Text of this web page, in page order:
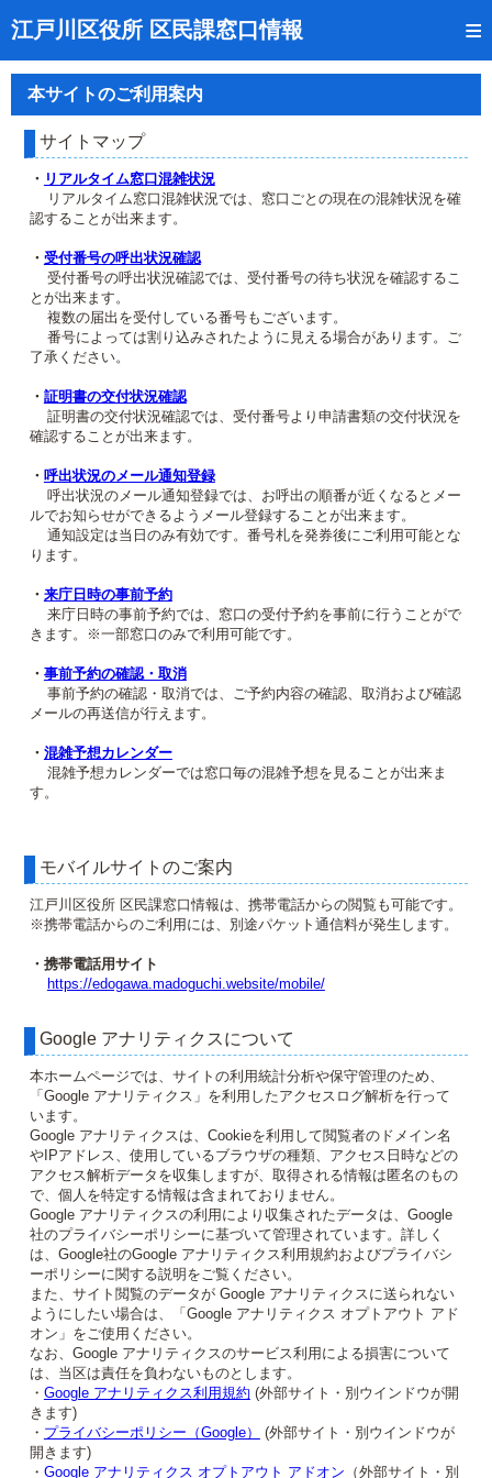
江戸川区役所 区民課窓口情報
トップページ
受付番号の呼出状況確認
証明書の交付状況確認
呼出状況のメール通知登録
来庁日時の事前予約
事前予約の確認・取消
混雑予想カレンダー
本サイトのご利用案内
本サイトのご利用案内
サイトマップ
・ リアルタイム窓口混雑状況
リアルタイム窓口混雑状況では、窓口ごとの現在の混雑状況を確
認することが出来ます。
・ 受付番号の呼出状況確認
受付番号の呼出状況確認では、受付番号の待ち状況を確認するこ
とが出来ます。
複数の届出を受付している番号もございます。
番号によっては割り込みされたように見える場合があります。ご
了承ください。
・ 証明書の交付状況確認
証明書の交付状況確認では、受付番号より申請書類の交付状況を
確認することが出来ます。
・ 呼出状況のメール通知登録
呼出状況のメール通知登録では、お呼出の順番が近くなるとメー
ルでお知らせができるようメール登録することが出来ます。
通知設定は当日のみ有効です。番号札を発券後にご利用可能とな
ります。
・ 来庁日時の事前予約
来庁日時の事前予約では、窓口の受付予約を事前に行うことがで
きます。※一部窓口のみで利用可能です。
・ 事前予約の確認・取消
事前予約の確認・取消では、ご予約内容の確認、取消および確認
メールの再送信が行えます。
・ 混雑予想カレンダー
混雑予想カレンダーでは窓口毎の混雑予想を見ることが出来ま
す。
モバイルサイトのご案内
江戸川区役所 区民課窓口情報は、携帯電話からの閲覧も可能です。
※携帯電話からのご利用には、別途パケット通信料が発生します。
・携帯電話用サイト
https://edogawa.madoguchi.website/mobile/
Google アナリティクスについて
本ホームページでは、サイトの利用統計分析や保守管理のため、
「Google アナリティクス」を利用したアクセスログ解析を行って
います。
Google アナリティクスは、Cookieを利用して閲覧者のドメイン名
やIPアドレス、使用しているブラウザの種類、アクセス日時などの
アクセス解析データを収集しますが、取得される情報は匿名のもの
で、個人を特定する情報は含まれておりません。
Google アナリティクスの利用により収集されたデータは、Google
社のプライバシーポリシーに基づいて管理されています。詳しく
は、Google社のGoogle アナリティクス利用規約およびプライバシ
ーポリシーに関する説明をご覧ください。
また、サイト閲覧のデータが Google アナリティクスに送られない
ようにしたい場合は、「Google アナリティクス オプトアウト アド
オン」をご使用ください。
なお、Google アナリティクスのサービス利用による損害について
は、当区は責任を負わないものとします。
・ Google アナリティクス利用規約 (外部サイト・別ウインドウが開
きます)
・ プライバシーポリシー（Google）
(外部サイト・別ウインドウが
開きます)
・ Google アナリティクス オプトアウト アドオン （外部サイト・別